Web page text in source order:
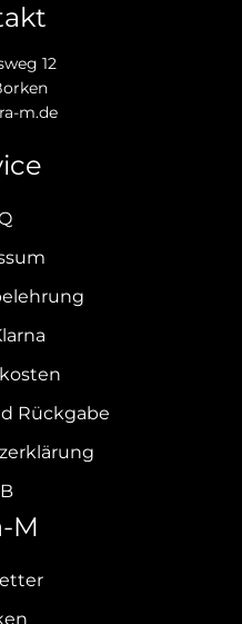
12
m.de
Rückgabe
M